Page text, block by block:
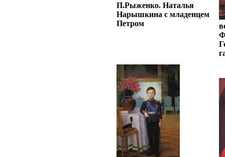
П.Рыженко. Наталья
Нарышкина с младенцем
Петром